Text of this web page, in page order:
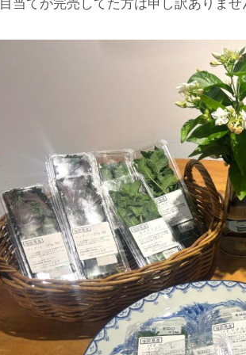
当てが完売してた方は申し訳ありま